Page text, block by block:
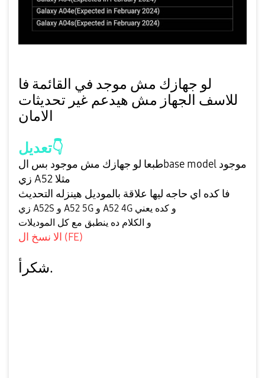
لو جهازك مش موجد في القائمة فا
للاسف الجهاز مش هيدعم غير تحديثات
تعديل👇
طبعا لو جهازك مش موجود بس الbase model موجود
الا نسخ ال (FE)
شكرأ.